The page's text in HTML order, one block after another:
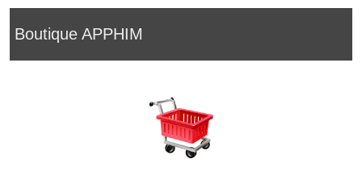
Boutique APPHIM